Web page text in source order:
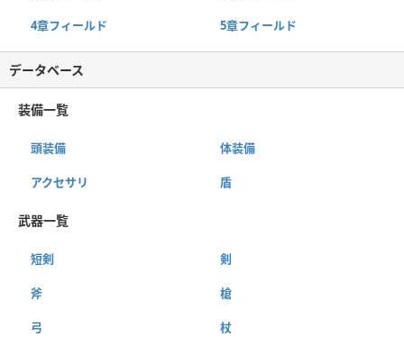
4章フィールド 5章フィールド
データベース
装備一覧
頭装備 体装備
アクセサリ 盾
武器一覧
短剣 剣
斧 槍
弓 杖